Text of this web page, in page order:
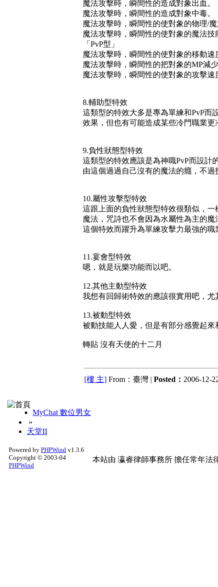
魔法攻擊時，瞬間性的造成對象出血。
魔法攻擊時，瞬間性的造成對象中毒。
魔法攻擊時，瞬間性的使對象的物理/
魔法攻擊時，瞬間性的使對象的魔法技
「PvP型」
魔法攻擊時，瞬間性的使對象的移動速
魔法攻擊時，瞬間性的把對象的MP減
魔法攻擊時，瞬間性的使對象的攻擊速
8.輔助型特效
這類型的特效大多是專為單練和PvP而
效果，但也有可能造成某些冷門職業
9.負性狀態型特效
這類型的特效應該是為神職PvP而設計
由這個過過自己沒有的魔法的癮，不
10.屬性攻擊型特效
這跟上面的負性狀態型特效很類似，
魔法，咒詩也不會因為水屬性為主的
這個特效而躍升為單練攻擊力最強的
11.宴會型特效
嗯，就是玩樂功能而以吧。
12.其他主動型特效
我想有回歸術特效的應該很實用吧，
13.被動型特效
被動技能人人愛，但是有部分感覺起
轉貼 沒有天使的十二月
[樓 主] From：臺灣 | Posted： 2006-12-
MyChat 數位男女
»
天堂II
Powered by PHPWind v1.3.6
Copyright © 2003-04
PHPWind
本站由 瀛睿律師事務所 擔任常年法